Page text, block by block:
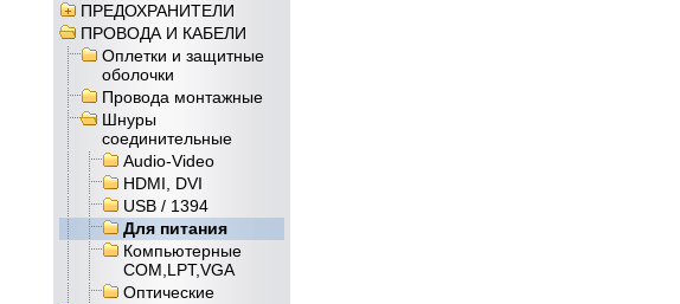
ПРЕДОХРАНИТЕЛИ
ПРОВОДА И КАБЕЛИ
Оплетки и защитные
оболочки
Провода монтажные
Шнуры
соединительные
Audio-Video
HDMI, DVI
USB / 1394
Для питания
Компьютерные
COM,LPT,VGA
Оптические